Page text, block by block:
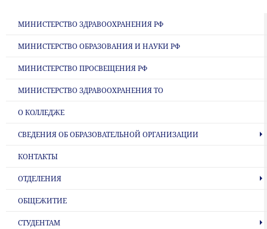
МИНИСТЕРСТВО ЗДРАВООХРАНЕНИЯ РФ
МИНИСТЕРСТВО ОБРАЗОВАНИЯ И НАУКИ РФ
МИНИСТЕРСТВО ПРОСВЕЩЕНИЯ РФ
МИНИСТЕРСТВО ЗДРАВООХРАНЕНИЯ ТО
О КОЛЛЕДЖЕ
СВЕДЕНИЯ ОБ ОБРАЗОВАТЕЛЬНОЙ ОРГАНИЗАЦИИ
КОНТАКТЫ
ОТДЕЛЕНИЯ
ОБЩЕЖИТИЕ
СТУДЕНТАМ